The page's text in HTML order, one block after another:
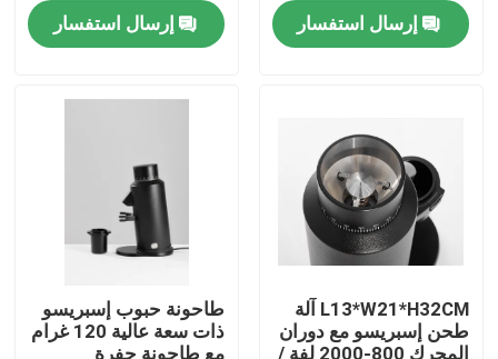
منتجات
معلومات عنا
جولة في المعمل
مراقبة الجودة
إرسال استفسار
إرسال استفسار
L13*W21*H32CM آلة
طحن إسبريسو مع دوران
المحرك 800-2000 لفة /
طاحونة حبوب إسبريسو
ذات سعة عالية 120 غرام
مع طاحونة حفرة